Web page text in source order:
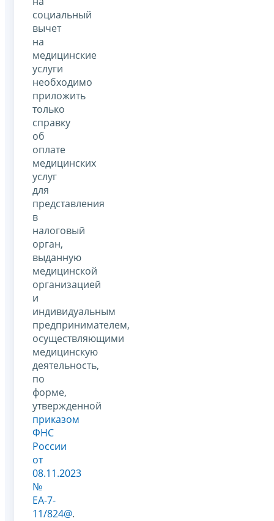
социальный
вычет
на
медицинские
услуги
необходимо
приложить
только
справку
об
оплате
медицинских
услуг
для
представления
в
налоговый
орган,
выданную
медицинской
организацией
и
индивидуальным
предпринимателем,
осуществляющими
медицинскую
деятельность,
по
форме,
утвержденной
приказом
ФНС
России
от
08.11.2023
№
ЕА-7-
11/824@.